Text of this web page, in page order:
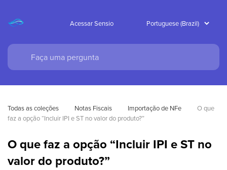
Acessar Sensio
Todas as coleções Notas Fiscais Importação de NFe
O que
faz a opção “Incluir IPI e ST no valor do produto?”
O que faz a opção “Incluir IPI e ST no
valor do produto?”